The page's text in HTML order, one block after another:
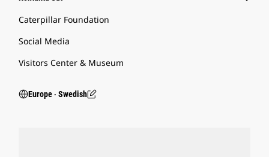
Caterpillar Foundation
Social Media
Visitors Center & Museum
Europe ‧ Swedish